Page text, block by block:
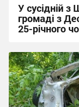
У сусідній
громаді з
25-річного
15:16, 3.08.2026